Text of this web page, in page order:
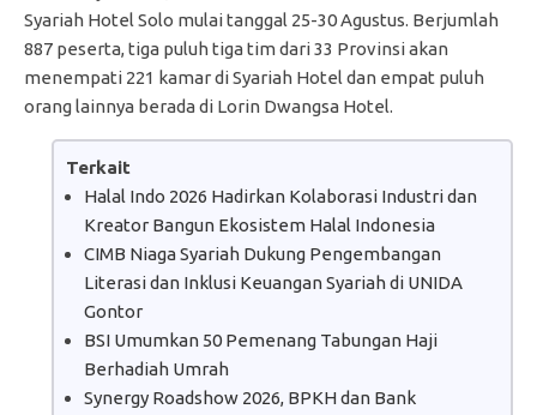
Syariah Hotel Solo mulai tanggal 25-30 Agustus. Berjumlah
887 peserta, tiga puluh tiga tim dari 33 Provinsi akan
menempati 221 kamar di Syariah Hotel dan empat puluh
orang lainnya berada di Lorin Dwangsa Hotel.
Terkait
Halal Indo 2026 Hadirkan Kolaborasi Industri dan
Kreator Bangun Ekosistem Halal Indonesia
CIMB Niaga Syariah Dukung Pengembangan
Literasi dan Inklusi Keuangan Syariah di UNIDA
Gontor
BSI Umumkan 50 Pemenang Tabungan Haji
Berhadiah Umrah
Synergy Roadshow 2026, BPKH dan Bank